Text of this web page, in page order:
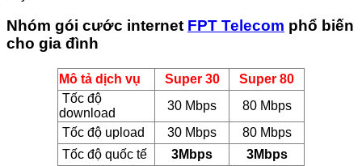
Nhóm gói cước internet FPT Telecom phổ biến
cho gia đình
Mô tả dịch vụ Super 30
Super 80
Tốc độ
download
30 Mbps
80 Mbps
Tốc độ upload
30 Mbps
80 Mbps
Tốc độ quốc tế
3Mbps
3Mbps